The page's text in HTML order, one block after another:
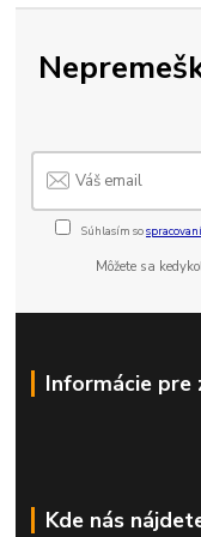
Súhlasím so
Môžete sa
Informácie pre
Kde nás